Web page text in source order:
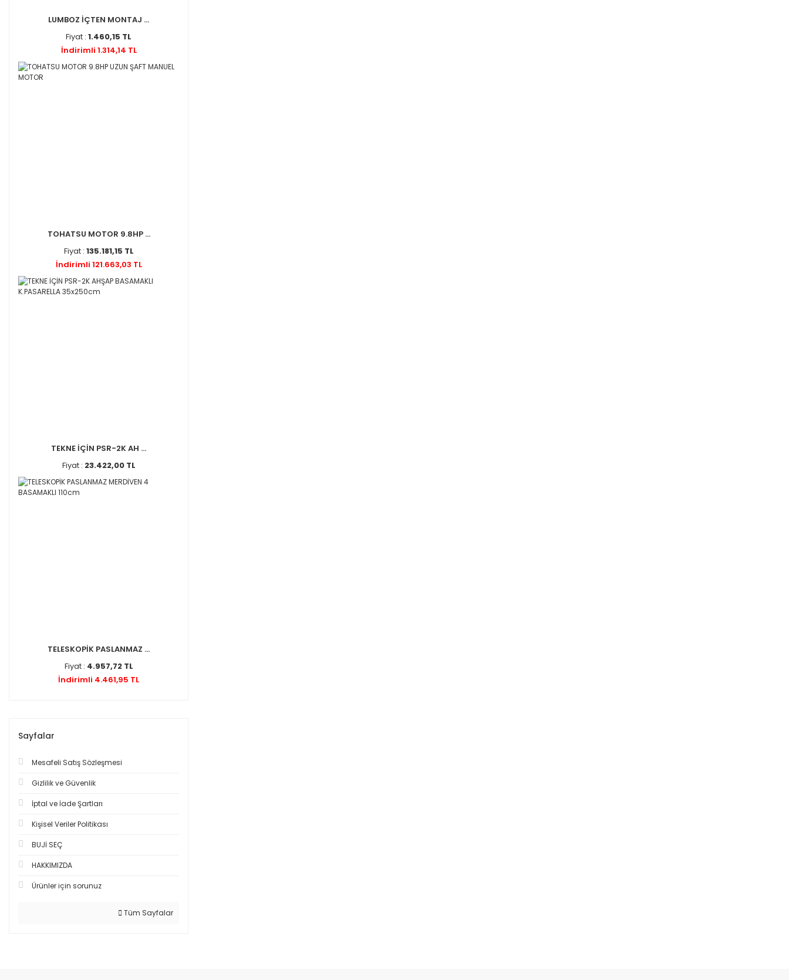
LUMBOZ İÇTEN MONTAJ ...
Fiyat : 1.460,15 TL
İndirimli 1.314,14 TL
TOHATSU MOTOR 9.8HP ...
Fiyat : 135.181,15 TL
İndirimli 121.663,03 TL
TEKNE İÇİN PSR-2K AH ...
Fiyat : 23.422,00 TL
TELESKOPİK PASLANMAZ ...
Fiyat : 4.957,72 TL
İndirimli 4.461,95 TL
Sayfalar
Mesafeli Satış Sözleşmesi
Gizlilik ve Güvenlik
İptal ve İade Şartları
Kişisel Veriler Politikası
BUJİ SEÇ
HAKKIMIZDA
Ürünler için sorunuz
Tüm Sayfalar